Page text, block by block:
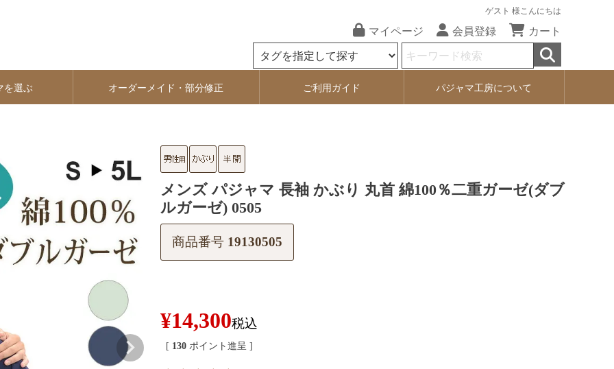
ゲスト 様こんにちは
マイページ 会員登録 カート
を選ぶ オーダーメイド・部分修正 ご利用ガイド パジャマ工房について
メンズ パジャマ 長袖 かぶり 丸首 綿100％二重ガーゼ(ダブ
ルガーゼ) 0505
商品番号 19130505
¥14,300税込
[ 130 ポイント進呈 ]